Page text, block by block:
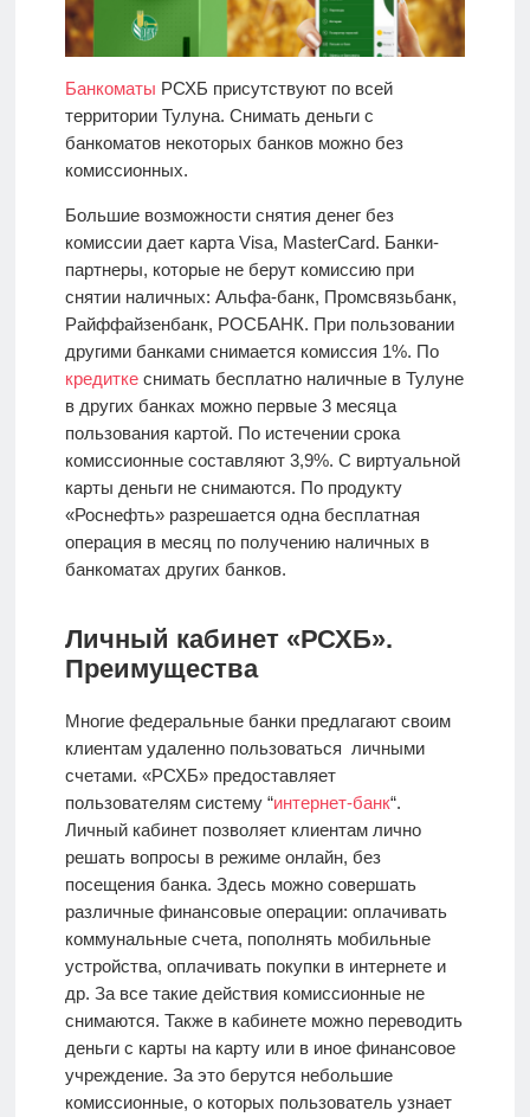
Банкоматы РСХБ присутствуют по всей
территории Тулуна. Снимать деньги с
банкоматов некоторых банков можно без
комиссионных.
Большие возможности снятия денег без
комиссии дает карта Visa, MasterCard. Банки-
партнеры, которые не берут комиссию при
снятии наличных: Альфа-банк, Промсвязьбанк,
Райффайзенбанк, РОСБАНК. При пользовании
другими банками снимается комиссия 1%. По
кредиткеснимать бесплатно наличные в Тулуне
в других банках можно первые 3 месяца
пользования картой. По истечении срока
комиссионные составляют 3,9%. С виртуальной
карты деньги не снимаются. По продукту
«Роснефть» разрешается одна бесплатная
операция в месяц по получению наличных в
банкоматах других банков.
Личный кабинет «РСХБ».
Преимущества
Многие федеральные банки предлагают своим
клиентам удаленно пользоваться личными
счетами. «РСХБ» предоставляет
пользователям систему “интернет-банк“.
Личный кабинет позволяет клиентам лично
решать вопросы в режиме онлайн, без
посещения банка. Здесь можно совершать
различные финансовые операции: оплачивать
коммунальные счета, пополнять мобильные
устройства, оплачивать покупки в интернете и
др. За все такие действия комиссионные не
снимаются. Также в кабинете можно переводить
деньги с карты на карту или в иное финансовое
учреждение. За это берутся небольшие
комиссионные, о которых пользователь узнает